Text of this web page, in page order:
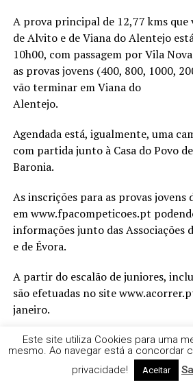
A prova principal de 12,77 kms que
de Alvito e de Viana do Alentejo
10h00, com passagem por Vila
as provas jovens (400, 800, 1000,
vão terminar em Viana do
Alentejo.
Agendada está, igualmente, uma
com partida junto à Casa do Povo
Baronia.
As inscrições para as provas jovens
em www.fpacompeticoes.pt
informações junto das Associações
e de Évora.
A partir do escalão de juniores,
são efetuadas no site
janeiro.
A quinta edição da prova é
de Alvito e de Viana do Alentejo,
Freguesia de Alvito, Viana do
Este site utiliza Cookies para uma
mesmo. Ao navegar está a concordar
privacidade!
Aceitar